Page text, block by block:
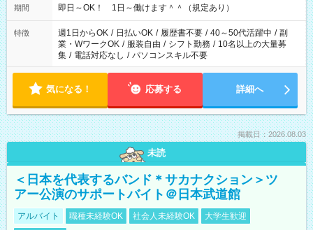
期間 即日～OK！ 1日～働けます＾＾（規定あり）
特徴 週1日からOK / 日払いOK / 履歴書不要 / 40～50代活躍中 / 副
業・WワークOK / 服装自由 / シフト勤務 / 10名以上の大量募
集 / 電話対応なし / パソコンスキル不要
気になる！ 応募する 詳細へ
掲載日：2026.08.03
未読
＜日本を代表するバンド＊サカナクション＞ツ
アー公演のサポートバイト＠日本武道館
アルバイト 職種未経験OK 社会人未経験OK
大学生歓迎